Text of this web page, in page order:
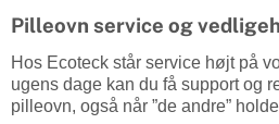
Pilleovn service og
Hos Ecoteck står service højt på
ugens dage kan du få support og
pilleovn, også når ”de andre”